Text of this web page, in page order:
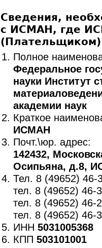
Сведения,
с ИСМАН, где
(Плательщиком)
Полное
Федеральное
науки Институт
академии наук
Краткое
ИСМАН
Почт.\юр. адрес:
142432,
Осипьяна, д.8,
Тел. 8 (49652) 46-
тел. 8 (49652) 46-
тел. 8 (49652) 46-
тел. 8 (49652)
ИНН 5031005368
КПП 503101001